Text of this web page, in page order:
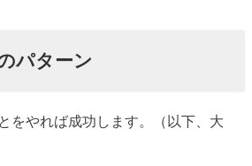
パターン
をやれば成功します。（以下、大